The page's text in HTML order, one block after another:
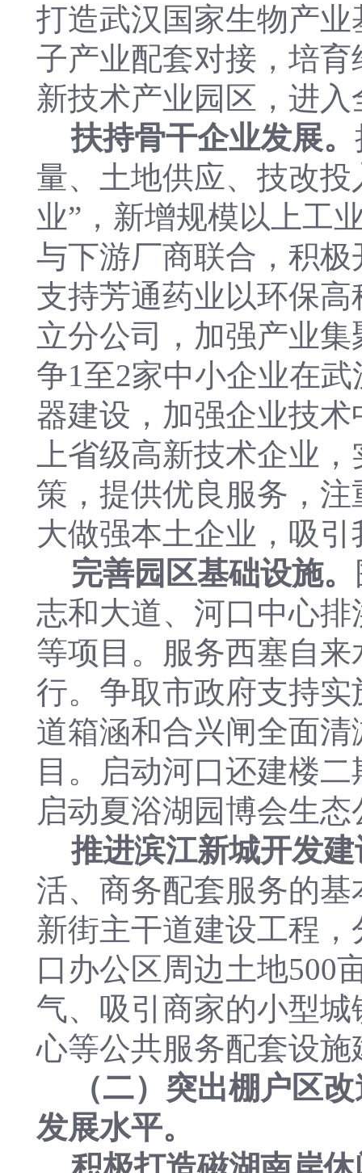
打造武汉国家生物产
子产业配套对接，培
新技术产业园区，进
扶持骨干企业发展。
量、土地供应、技改
业”，新增规模以上工
与下游厂商联合，积
支持芳通药业以环保
立分公司，加强产业
争1至2家中小企业在
器建设，加强企业技
上省级高新技术企业
策，提供优良服务，
大做强本土企业，吸
完善园区基础设施。
志和大道、河口中心
等项目。服务西塞自
行。争取市政府支持
道箱涵和合兴闸全面
目。启动河口还建楼
启动夏浴湖园博会生
推进滨江新城开发建
活、商务配套服务的
新街主干道建设工程
口办公区周边土地500
气、吸引商家的小型
心等公共服务配套设施
（二）突出棚户区
发展水平。